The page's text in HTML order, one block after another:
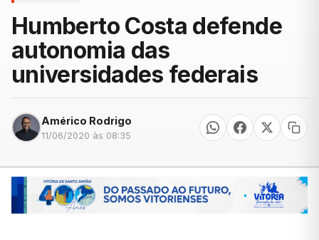
Humberto Costa defende
autonomia das
universidades federais
Américo Rodrigo
11/06/2020 às 08:35